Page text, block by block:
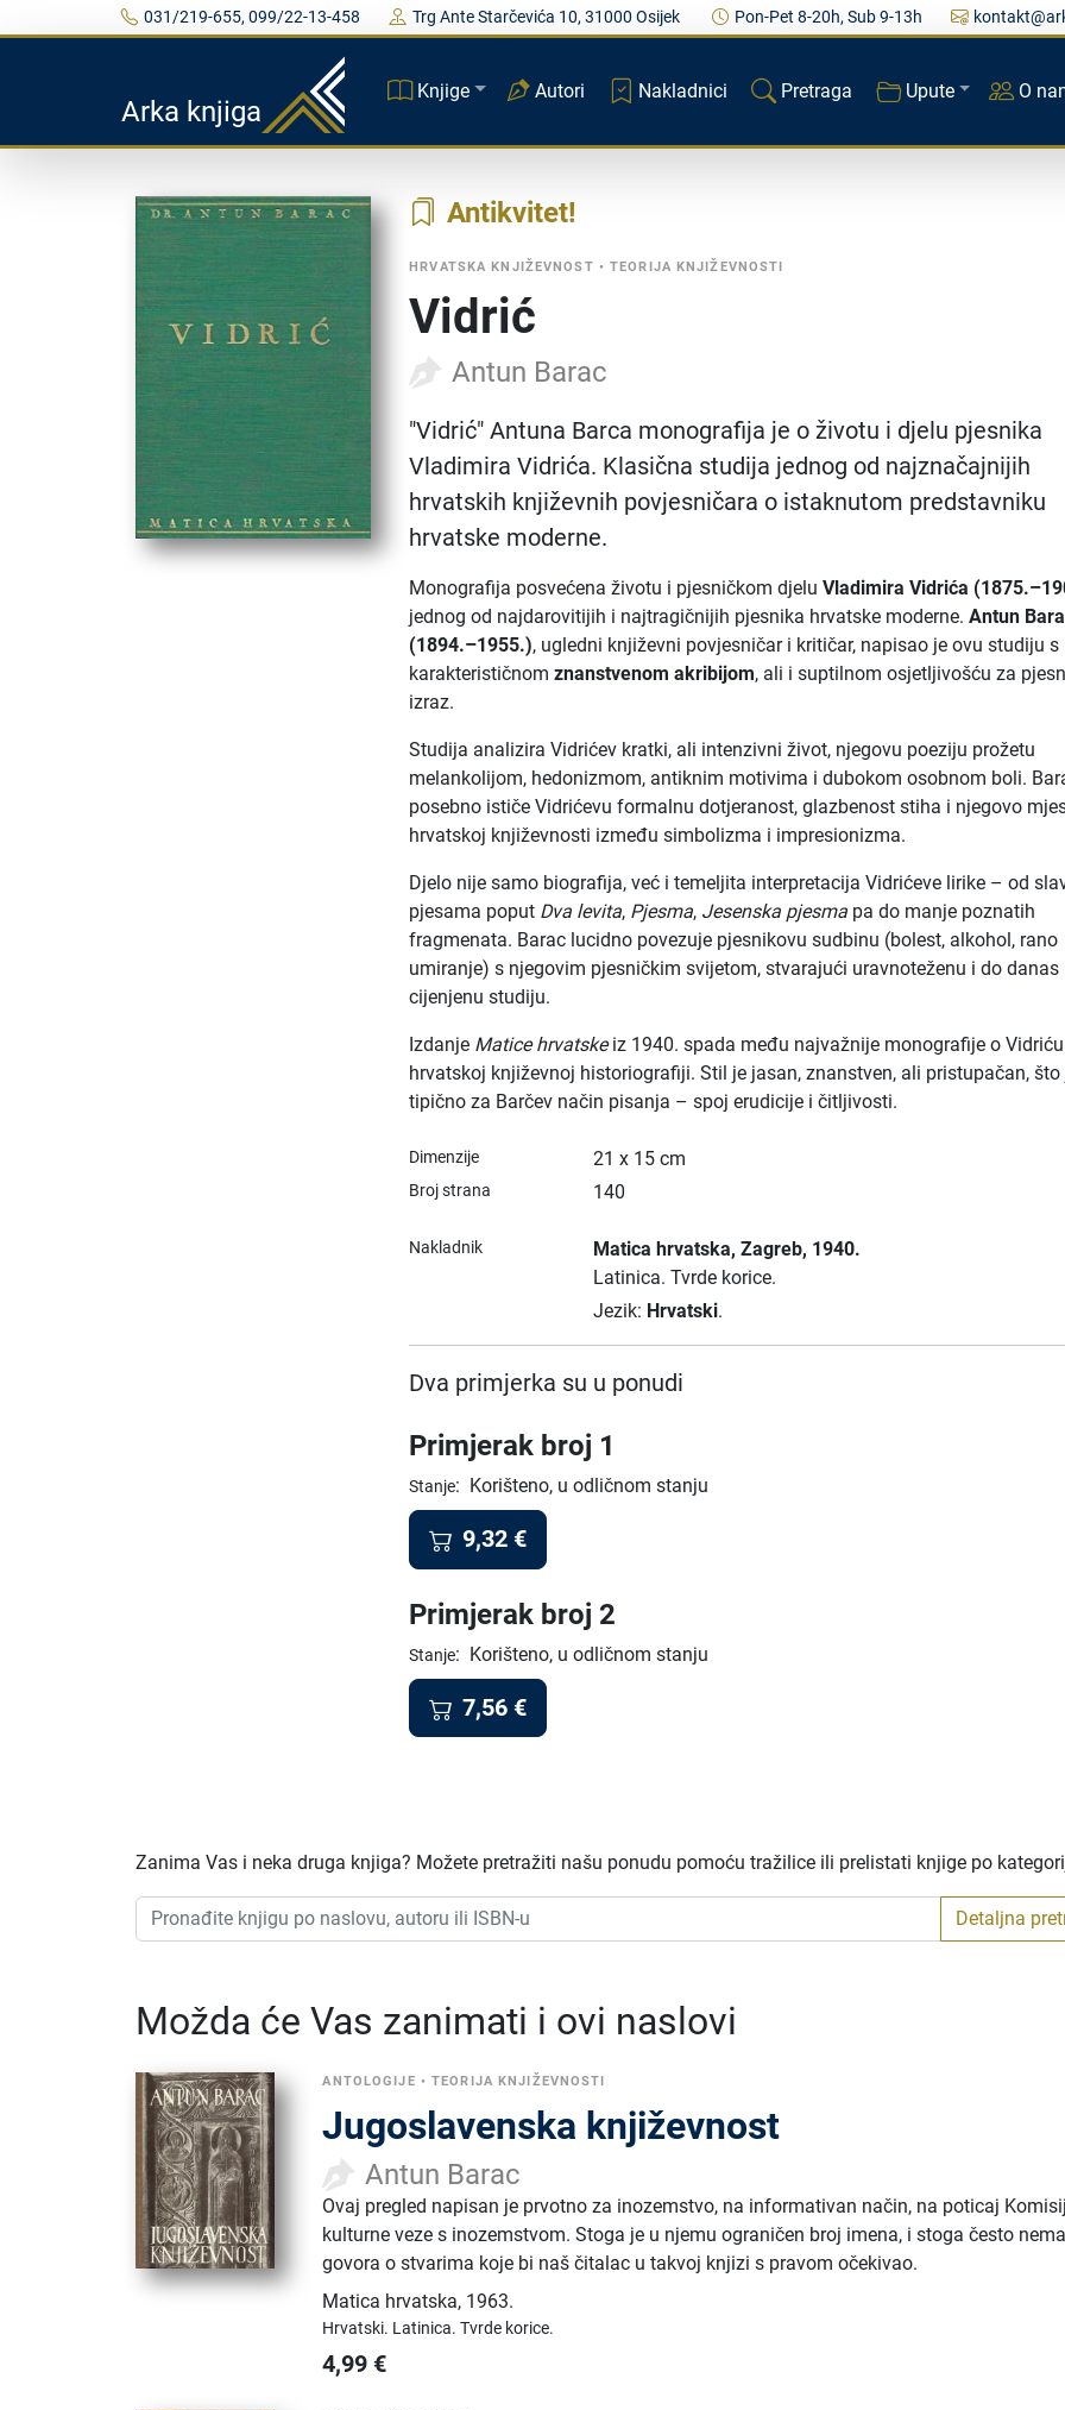
031/219-655, 099/22-13-458 Trg Ante Starčevića 10, 31000 Osijek Pon-Pet 8-20h, Sub 9-13h
Arka knjiga
Knjige Autori Nakladnici Pretraga Upute O
Antikvitet
HRVATSKA KNJIŽEVNOST •TEORIJA KNJIŽEVNOSTI
Vidrić
Antun Barac
"Vidrić" Antuna Barca monografija je o životu i djelu pjesnika
Vladimira Vidrića. Klasična studija jednog od najznačajnijih
hrvatskih književnih povjesničara o istaknutom predstavniku
hrvatske moderne.
Monografija posvećena životu i pjesničkom djeluVladimira Vidrića
jednog od najdarovitijih i najtragičnijih pjesnika hrvatske moderne.Antun
(1894.–1955.), ugledni književni povjesničar i kritičar, napisao je ovu studiju s
karakterističnomznanstvenom akribijom, ali i suptilnom osjetljivošću za
izraz.
Studija analizira Vidrićev kratki, ali intenzivni život, njegovu poeziju prožetu
melankolijom, hedonizmom, antiknim motivima i dubokom osobnom boli.
posebno ističe Vidrićevu formalnu dotjeranost, glazbenost stiha i njegovo
hrvatskoj književnosti između simbolizma i impresionizma.
Djelo nije samo biografija, već i temeljita interpretacija Vidrićeve lirike – od
pjesama poput Dva levita, Pjesma, Jesenska pjesma pa do manje poznatih
fragmenata. Barac lucidno povezuje pjesnikovu sudbinu (bolest, alkohol, rano
umiranje) s njegovim pjesničkim svijetom, stvarajući uravnoteženu i do danas
cijenjenu studiju.
Izdanje Matice hrvatskeiz 1940. spada među najvažnije monografije o
hrvatskoj književnoj historiografiji. Stil je jasan, znanstven, ali pristupačan, što
tipično za Barčev način pisanja – spoj erudicije i čitljivosti.
Dimenzije 21 x 15 cm
Broj strana 140
Nakladnik Matica hrvatska, Zagreb, 1940.
Latinica. Tvrde korice.
Jezik: Hrvatski.
Dva primjerka su u ponudi
Primjerak broj 1
Stanje: Korišteno, u odličnom stanju
9,32 €
Primjerak broj 2
Stanje: Korišteno, u odličnom stanju
7,56 €
Zanima Vas i neka druga knjiga? Možete pretražiti našu ponudu pomoću tražilice ili prelistati knjige po
Detaljna
Možda će Vas zanimati i ovi naslovi
ANTOLOGIJE •TEORIJA KNJIŽEVNOSTI
Jugoslavenska književnost
Antun Barac
Ovaj pregled napisan je prvotno za inozemstvo, na informativan način, na poticaj
kulturne veze s inozemstvom. Stoga je u njemu ograničen broj imena, i stoga često nema
govora o stvarima koje bi naš čitalac u takvoj knjizi s pravom očekivao.
Matica hrvatska, 1963.
Hrvatski. Latinica.Tvrde korice.
4,99 €